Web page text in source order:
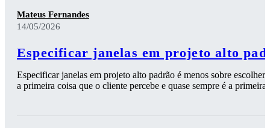
Mateus Fernandes
14/05/2026
Especificar janelas em projeto alto
Especificar janelas em projeto alto padrão é menos sobre
a primeira coisa que o cliente percebe e quase sempre é a